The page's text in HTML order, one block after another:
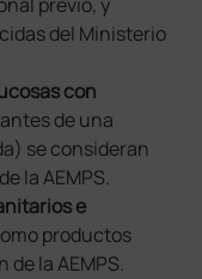
del Ministerio
con
de una
se consideran
la AEMPS.
e
productos
la AEMPS.